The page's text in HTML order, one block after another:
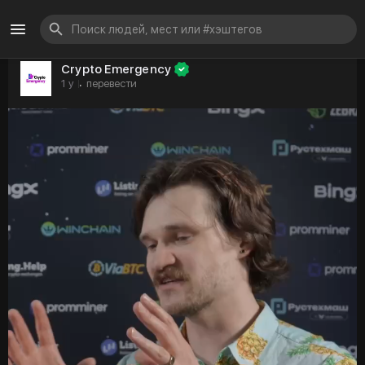
Crypto Emergency
1 y · перевести